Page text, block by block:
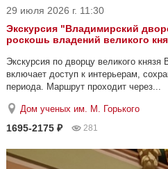
29 июля 2026 г. 11:30
Экскурсия "Владимирский
роскошь владений великого
Экскурсия по дворцу великого
включает доступ к интерьерам,
периода. Маршрут проходит через...
Дом ученых им. М. Горького
1695-2175 ₽ 281